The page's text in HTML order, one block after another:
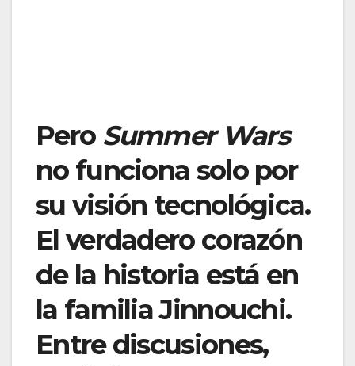
Pero Summer Wars
no funciona solo por
su visión tecnológica.
El verdadero corazón
de la historia está en
la familia Jinnouchi.
Entre discusiones,